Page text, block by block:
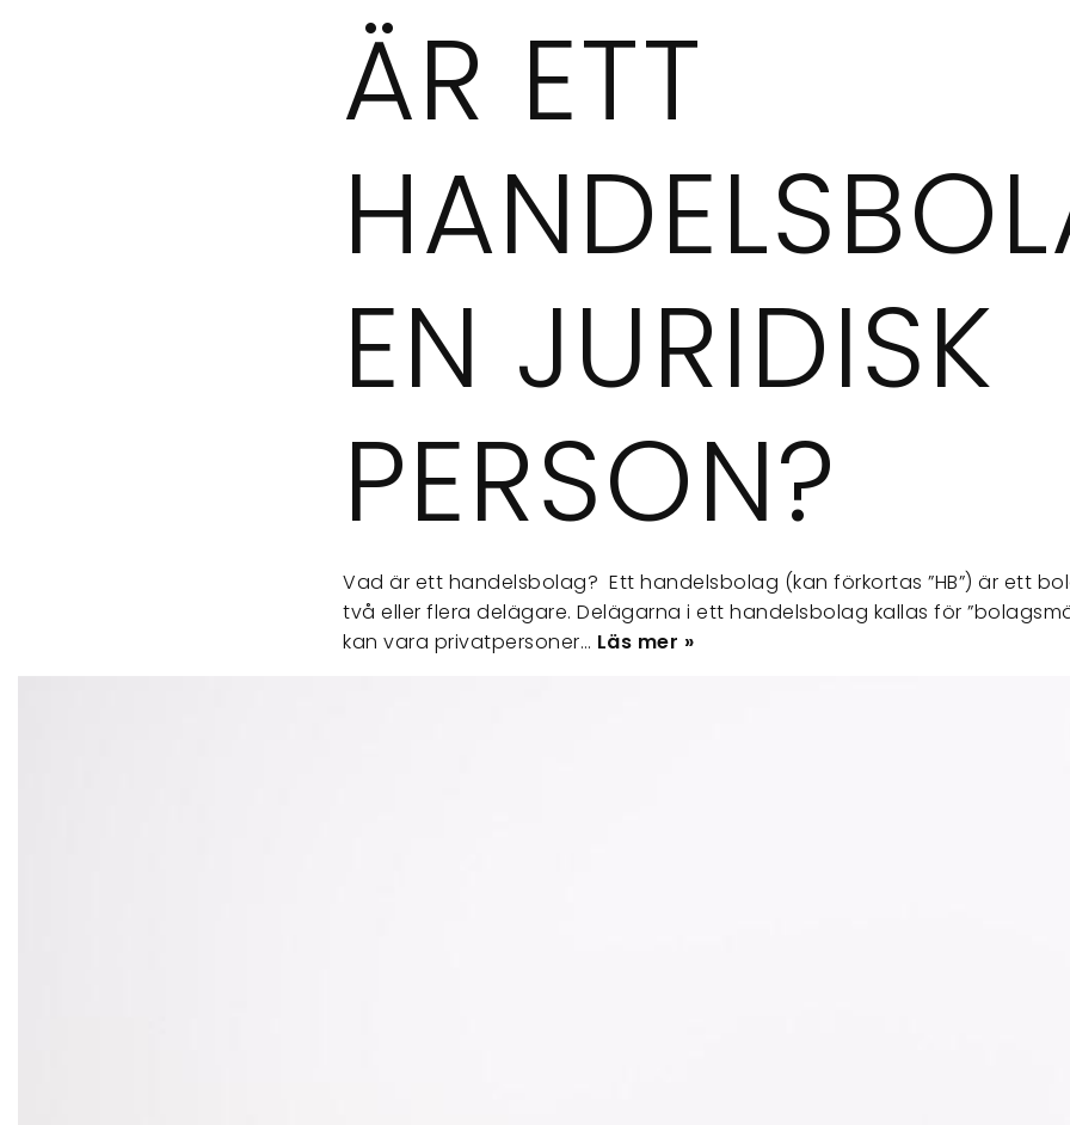
ÄR ETT
EN JURIDISK
PERSON?
Vad är ett handelsbolag? Ett handelsbolag (kan förkortas ”HB”) är ett
två eller flera delägare. Delägarna i ett handelsbolag kallas för
kan vara privatpersoner… Läs mer »